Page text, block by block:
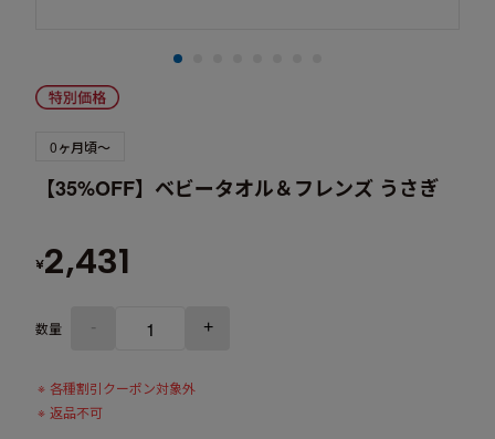
0ヶ月頃～
【35%OFF】ベビータオル＆フレンズ うさぎ
¥2,431
数量 - +
各種割引クーポン対象外
返品不可